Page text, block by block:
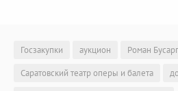
Госзакупки аукцион
Роман
Саратовский театр оперы и балета